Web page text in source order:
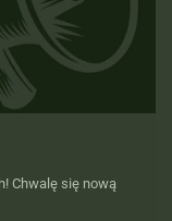
Chwalę się nową